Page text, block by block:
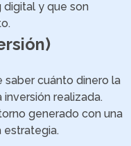
y que son
saber cuánto dinero la
realizada.
generado con una
estrategia.